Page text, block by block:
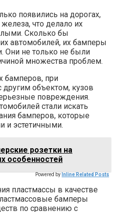
появились на дорогах,
что делало их
Сколько бы
автомобилей, их бамперы
Они не только не были
множества проблем.
бамперов, при
другим объектом, кузов
повреждения.
стали искать
бамперов, которые
и эстетичными.
розетки на
особенностей
Powered by Inline Related Posts
пластмассы в качестве
бамперы
по сравнению с